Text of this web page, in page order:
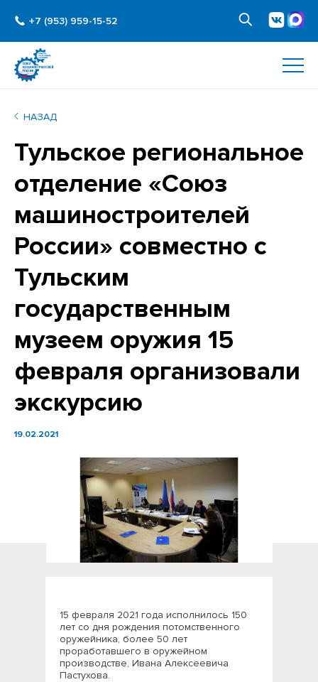
+7 (953) 959-15-52
НАЗАД
Тульское региональное
отделение «Союз
машиностроителей
России» совместно с
Тульским
государственным
музеем оружия 15
февраля организовали
экскурсию
19.02.2021
15 февраля 2021 года исполнилось 150
лет со дня рождения потомственного
оружейника, более 50 лет
проработавшего в оружейном
производстве, Ивана Алексеевича
Пастухова.